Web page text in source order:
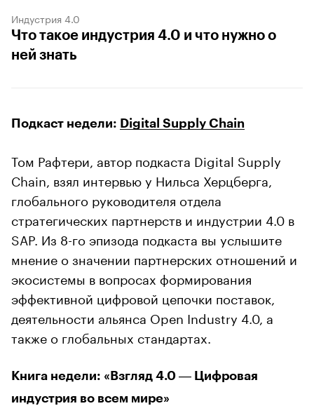
Индустрия 4.0
Что такое индустрия 4.0 и что нужно о
ней знать
Подкаст недели: Digital Supply Chain
Том Рафтери, автор подкаста Digital Supply
Chain, взял интервью у Нильса Херцберга,
глобального руководителя отдела
стратегических партнерств и индустрии 4.0 в
SAP. Из 8-го эпизода подкаста вы услышите
мнение о значении партнерских отношений и
экосистемы в вопросах формирования
эффективной цифровой цепочки поставок,
деятельности альянса Open Industry 4.0, а
также о глобальных стандартах.
Книга недели: «Взгляд 4.0 ― Цифровая
индустрия во всем мире»